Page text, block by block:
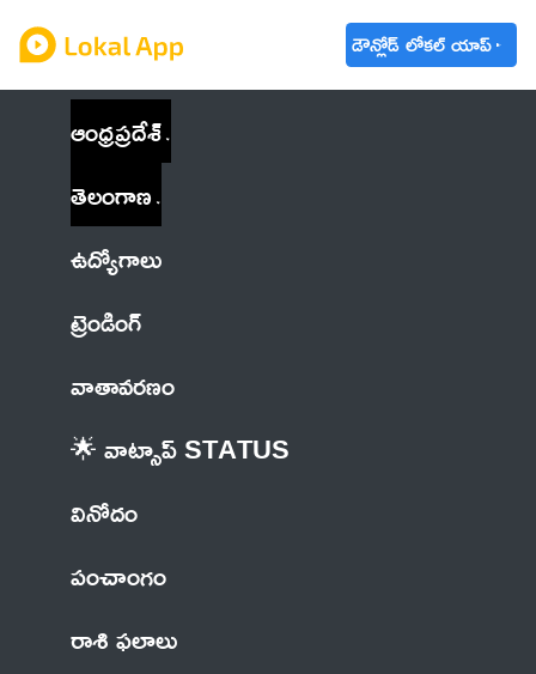
డౌన్లోడ్ లోకల్ యాప్
ఆంధ్రప్రదేశ్
తెలంగాణ
ఉద్యోగాలు
ట్రెండింగ్
వాతావరణం
🌟 వాట్సాప్ STATUS
వినోదం
పంచాంగం
రాశి ఫలాలు